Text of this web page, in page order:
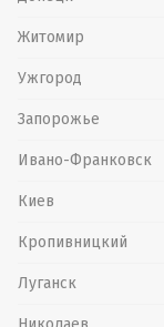
Житомир
Ужгород
Запорожье
Ивано-Франковск
Киев
Кропивницкий
Луганск